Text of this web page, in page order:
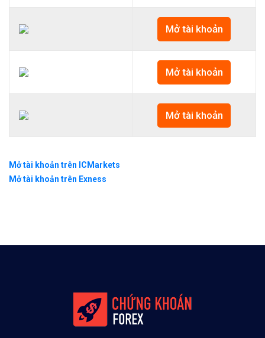
Mở tài khoản
Mở tài khoản
Mở tài khoản
Mở tài khoản trên ICMarkets
Mở tài khoản trên Exness